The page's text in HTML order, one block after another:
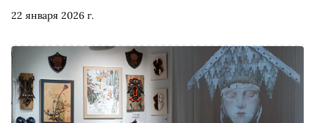
22 января 2026 г.
авторских работ и арт-объектов XXI века. Экспозиция
художественные подходы, показывая, как менялись
функции и смыслы игрушки. По просьбе «Сноба»
приглашённый куратор выставки Наталия Юстицкая
выбрала ключевые работы, на которые стоит обратить
внимание в первую очередь